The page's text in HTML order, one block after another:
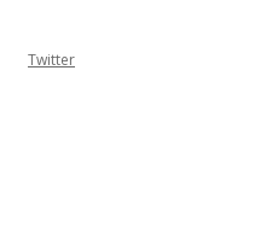
Twitter